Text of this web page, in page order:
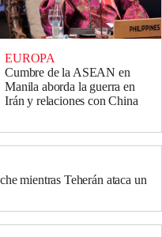
EUROPA
Cumbre de la ASEAN en
Manila aborda la guerra en
Irán y relaciones con China
mientras Teherán ataca un